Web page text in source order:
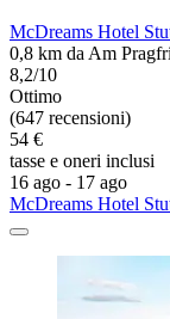
McDreams Hotel
0,8 km da Am
8,2/10
Ottimo
(647 recensioni)
54 €
tasse e oneri inclusi
16 ago - 17 ago
McDreams Hotel